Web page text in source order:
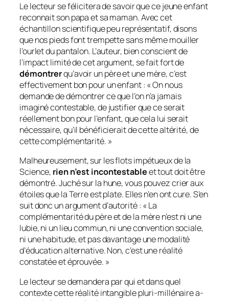
Le lecteur se félicitera de savoir que ce jeune enfant
reconnait son papa et sa maman. Avec cet
échantillon scientifique peu représentatif, disons
que nos pieds font trempette sans même mouiller
l’ourlet du pantalon. L’auteur, bien conscient de
l’impact limité de cet argument, se fait fort de
démontrerqu’avoir un père et une mère, c’est
effectivement bon pour un enfant : «On nous
demande de démontrer ce que l’on n’a jamais
imaginé contestable, de justifier que ce serait
réellement bon pour l’enfant, que cela lui serait
nécessaire, qu’il bénéficierait de cette altérité, de
cette complémentarité. »
Malheureusement, sur les flots impétueux de la
Science, rien n’est incontestableet tout doit être
démontré. Juché sur la hune, vous pouvez crier aux
étoiles que la Terre est plate. Elles n’en ont cure. S’en
suit donc un argument d’autorité : «La
complémentarité du père et de la mère n’est ni une
lubie, ni un lieu commun, ni une convention sociale,
ni une habitude, et pas davantage une modalité
d’éducation alternative. Non, c’est une réalité
constatée et éprouvée. »
Le lecteur se demandera par qui et dans quel
contexte cette réalité intangiblepluri-millénairea-